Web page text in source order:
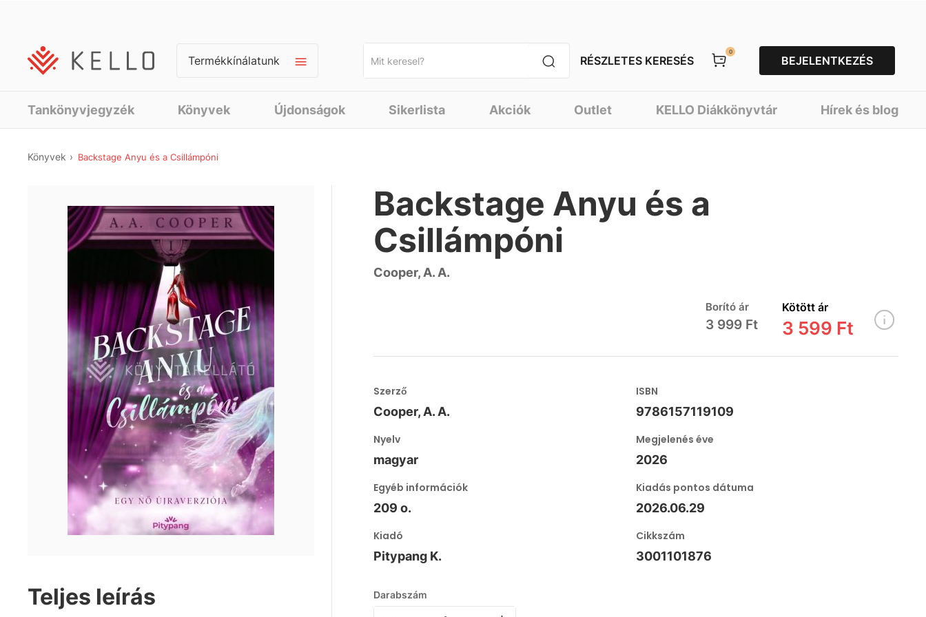
Termékkínálatunk RÉSZLETES KERESÉS
0
BEJELENTKEZÉS
Tankönyvjegyzék Könyvek Újdonságok Sikerlista Akciók Outlet KELLO Diákkönyvtár Hírek és blog
Könyvek Backstage Anyu és a Csillámpóni
Teljes leírás
Backstage Anyu és a
Csillámpóni
Cooper, A. A.
Borító ár
3 999 Ft
Kötött ár
3 599 Ft
Szerző
Cooper, A. A.
ISBN
9786157119109
Nyelv
magyar
Megjelenés éve
2026
Egyéb információk
209 o.
Kiadás pontos dátuma
2026.06.29
Kiadó
Pitypang K.
Cikkszám
3001101876
Darabszám